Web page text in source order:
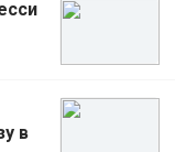
в